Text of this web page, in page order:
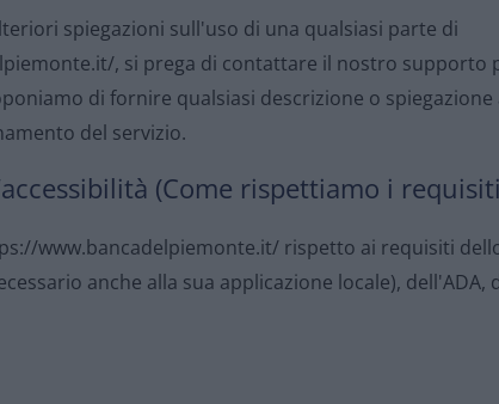
spiegazioni sull'uso di una qualsiasi parte di
, si prega di contattare il nostro supporto
di fornire qualsiasi descrizione o spiegazione
del servizio.
(Come rispettiamo i
www.bancadelpiemonte.it/ rispetto ai requisiti
anche alla sua applicazione locale), dell'ADA,